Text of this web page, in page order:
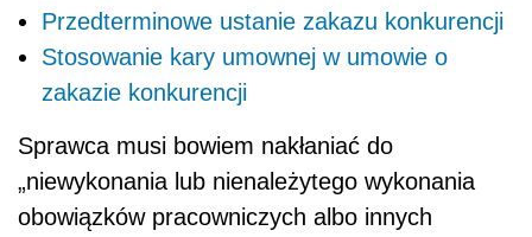
Przedterminowe ustanie zakazu konkurencji
Stosowanie kary umownej w umowie o
zakazie konkurencji
Sprawca musi bowiem nakłaniać do
„niewykonania lub nienależytego wykonania
obowiązków pracowniczych albo innych